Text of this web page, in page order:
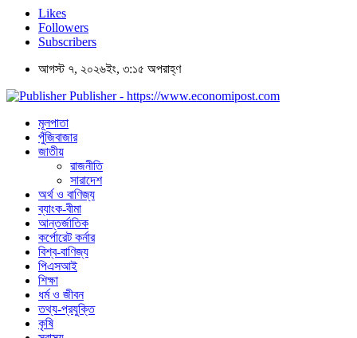
Likes
Followers
Subscribers
আগস্ট ৭, ২০২৬ইং, ৩:১৫ অপরাহ্ণ
Publisher - https://www.economipost.com
মূলপাতা
পুঁজিবাজার
জাতীয়
রাজনীতি
সারাদেশ
অর্থ ও বাণিজ্য
ব্যাংক-বীমা
আন্তর্জাতিক
কর্পোরেট কর্নার
বিশ্ব-বাণিজ্য
পিএসআই
শিক্ষা
ধর্ম ও জীবন
তথ্য-প্রযুক্তি
কৃষি